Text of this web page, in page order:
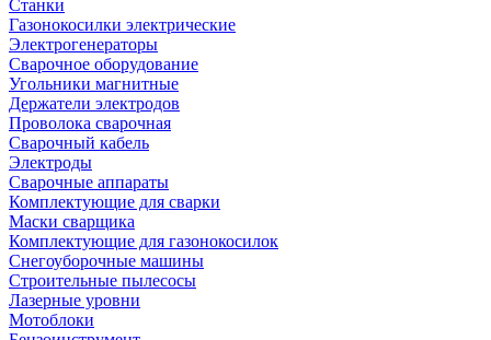
Станки
Газонокосилки электрические
Электрогенераторы
Сварочное оборудование
Угольники магнитные
Держатели электродов
Проволока сварочная
Сварочный кабель
Электроды
Сварочные аппараты
Комплектующие для сварки
Маски сварщика
Комплектующие для газонокосилок
Снегоуборочные машины
Строительные пылесосы
Лазерные уровни
Мотоблоки